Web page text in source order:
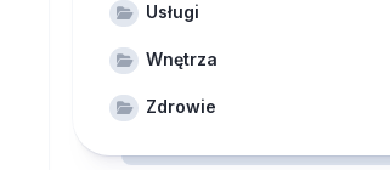
Usługi
Wnętrza
Zdrowie